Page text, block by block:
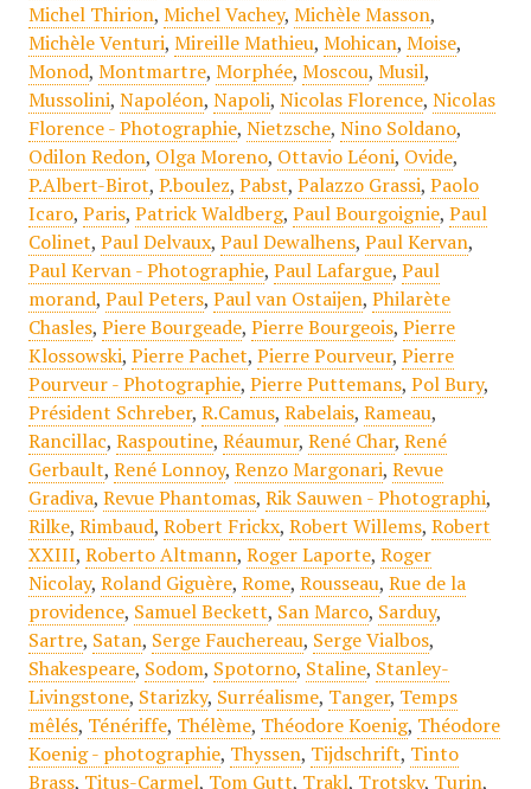
Michel Thirion, Michel Vachey, Michèle Masson,
Michèle Venturi, Mireille Mathieu, Mohican, Moise,
Monod, Montmartre, Morphée, Moscou, Musil,
Mussolini, Napoléon, Napoli, Nicolas Florence, Nicolas
Florence - Photographie, Nietzsche, Nino Soldano,
Odilon Redon, Olga Moreno, Ottavio Léoni, Ovide,
P.Albert-Birot, P.boulez, Pabst, Palazzo Grassi, Paolo
Icaro, Paris, Patrick Waldberg, Paul Bourgoignie, Paul
Colinet, Paul Delvaux, Paul Dewalhens, Paul Kervan,
Paul Kervan - Photographie, Paul Lafargue, Paul
morand, Paul Peters, Paul van Ostaijen, Philarète
Chasles, Piere Bourgeade, Pierre Bourgeois, Pierre
Klossowski, Pierre Pachet, Pierre Pourveur, Pierre
Pourveur - Photographie, Pierre Puttemans, Pol Bury,
Président Schreber, R.Camus, Rabelais, Rameau,
Rancillac, Raspoutine, Réaumur, René Char, René
Gerbault, René Lonnoy, Renzo Margonari, Revue
Gradiva, Revue Phantomas, Rik Sauwen - Photographi,
Rilke, Rimbaud, Robert Frickx, Robert Willems, Robert
XXIII, Roberto Altmann, Roger Laporte, Roger
Nicolay, Roland Giguère, Rome, Rousseau, Rue de la
providence, Samuel Beckett, San Marco, Sarduy,
Sartre, Satan, Serge Fauchereau, Serge Vialbos,
Shakespeare, Sodom, Spotorno, Staline, Stanley-
Livingstone, Starizky, Surréalisme, Tanger, Temps
mêlés, Ténériffe, Thélème, Théodore Koenig, Théodore
Koenig - photographie, Thyssen, Tijdschrift, Tinto
Brass, Titus-Carmel, Tom Gutt, Trakl, Trotsky, Turin,